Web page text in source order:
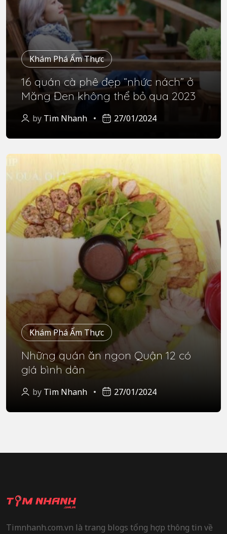
Khám Phá Ẩm Thực
16 quán cà phê đẹp “nhức nách” ở
Măng Đen không thể bỏ qua 2023
by Tìm Nhanh 27/01/2024
Khám Phá Ẩm Thực
Những quán ăn ngon Quận 12 có
giá bình dân
by Tìm Nhanh 27/01/2024
Timnhanh.com.vn là trang blogs tổng hợp thông tin về